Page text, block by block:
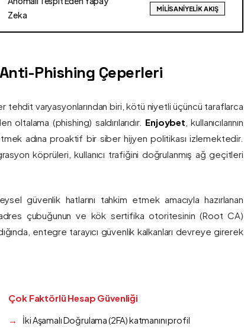
Zeka
MILISANIYELIK AKIŞ
Phishing Çeperleri
tehdit varyasyonlarından biri, kötü niyetli üçüncü taraflarca
(phishing) saldırılarıdır. Enjoybet , kullanıcılarının
adına proaktif bir siber hijyen politikası izlemektedir.
köprüleri, kullanıcı trafiğini doğrulanmış ağ geçitleri
güvenlik hatlarını tahkim etmek amacıyla hazırlanan
adres çubuğunun ve kök sertifika otoritesinin (Root CA)
entegre tarayıcı güvenlik kalkanları devreye girerek
Çok Faktörlü Hesap Güvenliği
İki Aşamalı Doğrulama (2FA) katmanını profil